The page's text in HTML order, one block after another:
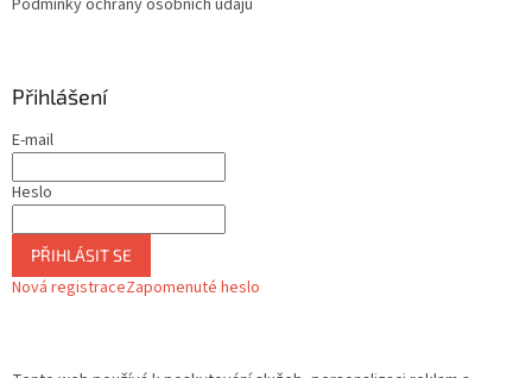
Podmínky ochrany osobních údajů
Přihlášení
E-mail
Heslo
PŘIHLÁSIT SE
Nová registraceZapomenuté heslo